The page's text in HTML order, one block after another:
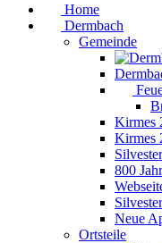
Home
Dermbach
Gemeinde
Kirmes
Kirmes
800
Neue
Ortsteile